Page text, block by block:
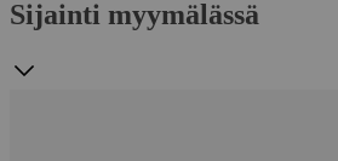
Sijainti myymälässä